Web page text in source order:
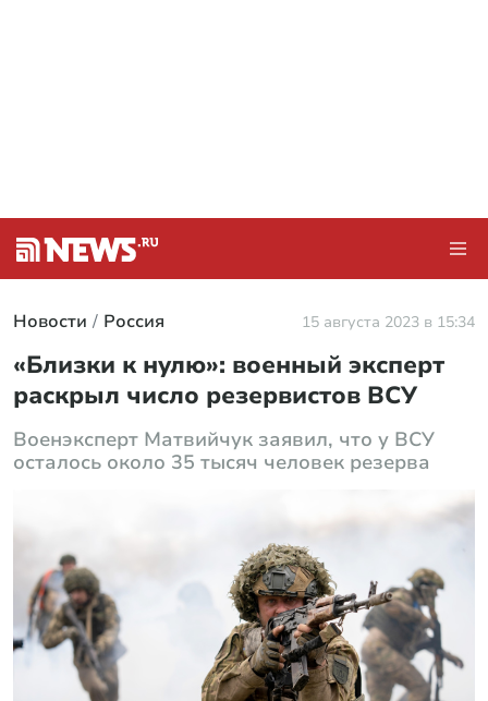
Новости Россия 15 августа 2023 в 15:34
«Близки к нулю»: военный эксперт
раскрыл число резервистов ВСУ
Военэксперт Матвийчук заявил, что у ВСУ
осталось около 35 тысяч человек резерва